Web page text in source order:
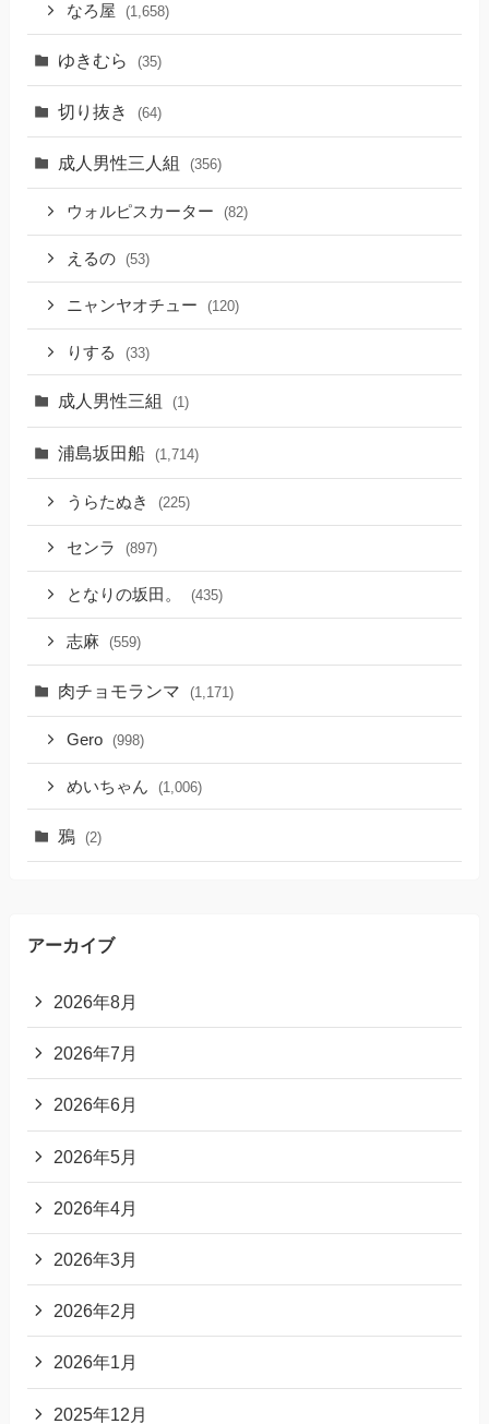
なろ屋 (1,658)
ゆきむら (35)
切り抜き (64)
成人男性三人組 (356)
ウォルピスカーター (82)
えるの (53)
ニャンヤオチュー (120)
りする (33)
成人男性三組 (1)
浦島坂田船 (1,714)
うらたぬき (225)
センラ (897)
となりの坂田。 (435)
志麻 (559)
肉チョモランマ (1,171)
Gero (998)
めいちゃん (1,006)
鴉 (2)
アーカイブ
2026年8月
2026年7月
2026年6月
2026年5月
2026年4月
2026年3月
2026年2月
2026年1月
2025年12月